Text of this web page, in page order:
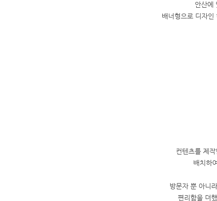
안산에
배너형으로 디자
컨텐츠를 제
배치하
방문자 뿐 아니
편리함을 더